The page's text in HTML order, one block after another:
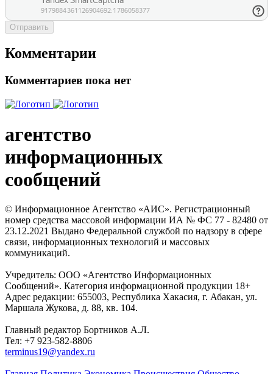
Отправить
Комментарии
Комментариев пока нет
агентство
информационных
сообщений
© Информационное Агентство «АИС». Регистрационный
номер средства массовой информации ИА № ФС 77 - 82480 от
23.12.2021 Выдано Федеральной службой по надзору в сфере
связи, информационных технологий и массовых
коммуникаций.
Учредитель: ООО «Агентство Информационных
Сообщений». Категория информационной продукции 18+
Адрес редакции: 655003, Республика Хакасия, г. Абакан, ул.
Маршала Жукова, д. 88, кв. 104.
Главный редактор Бортников А.Л.
Тел: +7 923-582-8806
terminus19@yandex.ru